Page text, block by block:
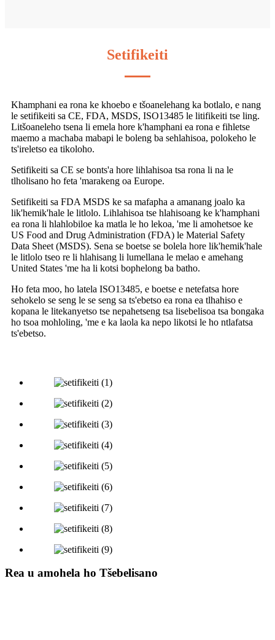
Setifikeiti
Khamphani ea rona ke khoebo e tšoanelehang ka botlalo, e nang
le setifikeiti sa CE, FDA, MSDS, ISO13485 le litifikeiti tse ling.
Litšoaneleho tsena li emela hore k'hamphani ea rona e fihletse
maemo a machaba mabapi le boleng ba sehlahisoa, polokeho le
ts'ireletso ea tikoloho.
Setifikeiti sa CE se bonts'a hore lihlahisoa tsa rona li na le
tlholisano ho feta 'marakeng oa Europe.
Setifikeiti sa FDA MSDS ke sa mafapha a amanang joalo ka
lik'hemik'hale le litlolo. Lihlahisoa tse hlahisoang ke k'hamphani
ea rona li hlahlobiloe ka matla le ho lekoa, 'me li amohetsoe ke
US Food and Drug Administration (FDA) le Material Safety
Data Sheet (MSDS). Sena se boetse se bolela hore lik'hemik'hale
le litlolo tseo re li hlahisang li lumellana le melao e amehang
United States 'me ha li kotsi bophelong ba batho.
Ho feta moo, ho latela ISO13485, e boetse e netefatsa hore
sehokelo se seng le se seng sa ts'ebetso ea rona ea tlhahiso e
kopana le litekanyetso tse nepahetseng tsa lisebelisoa tsa bongaka
ho tsoa mohloling, 'me e ka laola ka nepo likotsi le ho ntlafatsa
ts'ebetso.
Rea u amohela ho Tšebelisano